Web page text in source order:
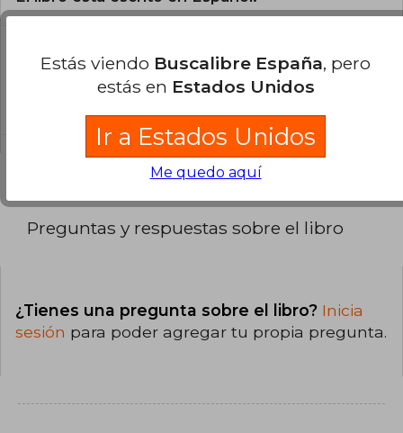
¿Cuál es la encuadernación de este libro?
La encuadernación de esta edición es Tapa
Preguntas y respuestas sobre el libro
¿Tienes una pregunta sobre el libro? Inicia
sesión para poder agregar tu propia pregunta.
Estás viendo Buscalibre España, pero
estás en Estados Unidos
Ir a Estados Unidos
Me quedo aquí